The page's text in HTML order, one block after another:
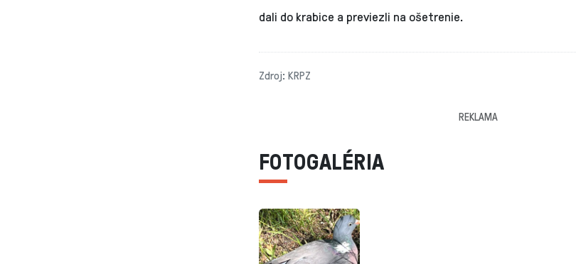
dali do krabice a previezli na ošetrenie.
Zdroj: KRPZ
REKLAMA
FOTOGALÉRIA